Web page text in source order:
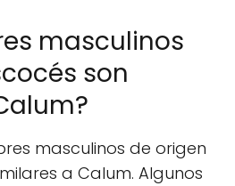
masculinos
son
masculinos de origen
a Calum. Algunos